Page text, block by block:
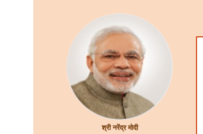
श्री नरेंद्र मोदी